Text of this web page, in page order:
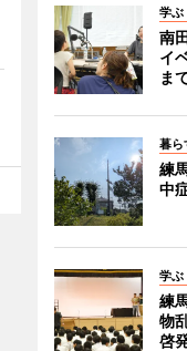
学ぶ
南
イ
ま
暮ら
練
中
学ぶ
練
物
啓